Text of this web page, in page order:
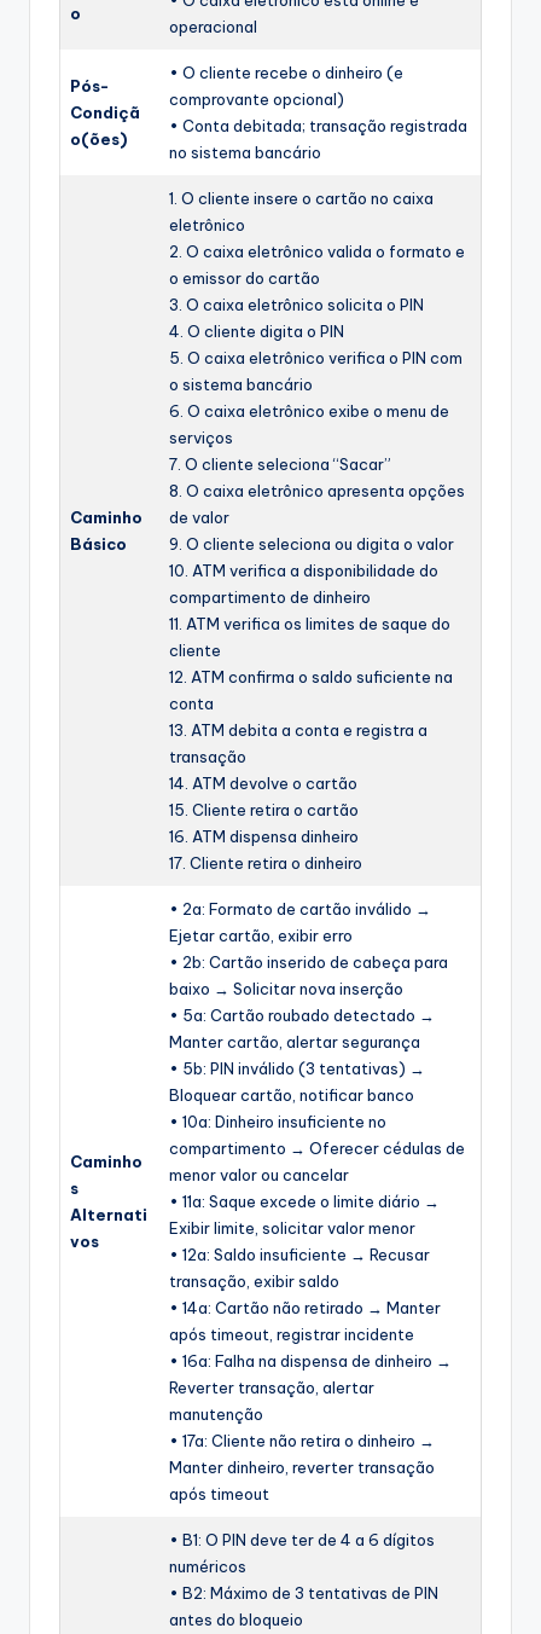
o
operacional
Pós-
Condiçã
o(ões)
• O cliente recebe o dinheiro (e
comprovante opcional)
• Conta debitada; transação registrada
no sistema bancário
Caminho
Básico
1. O cliente insere o cartão no caixa
eletrônico
2. O caixa eletrônico valida o formato e
o emissor do cartão
3. O caixa eletrônico solicita o PIN
4. O cliente digita o PIN
5. O caixa eletrônico verifica o PIN com
o sistema bancário
6. O caixa eletrônico exibe o menu de
serviços
7. O cliente seleciona “Sacar”
8. O caixa eletrônico apresenta opções
de valor
9. O cliente seleciona ou digita o valor
10. ATM verifica a disponibilidade do
compartimento de dinheiro
11. ATM verifica os limites de saque do
cliente
12. ATM confirma o saldo suficiente na
conta
13. ATM debita a conta e registra a
transação
14. ATM devolve o cartão
15. Cliente retira o cartão
16. ATM dispensa dinheiro
17. Cliente retira o dinheiro
Caminho
s
Alternati
vos
• 2a: Formato de cartão inválido →
Ejetar cartão, exibir erro
• 2b: Cartão inserido de cabeça para
baixo → Solicitar nova inserção
• 5a: Cartão roubado detectado →
Manter cartão, alertar segurança
• 5b: PIN inválido (3 tentativas) →
Bloquear cartão, notificar banco
• 10a: Dinheiro insuficiente no
compartimento → Oferecer cédulas de
menor valor ou cancelar
• 11a: Saque excede o limite diário →
Exibir limite, solicitar valor menor
• 12a: Saldo insuficiente → Recusar
transação, exibir saldo
• 14a: Cartão não retirado → Manter
após timeout, registrar incidente
• 16a: Falha na dispensa de dinheiro →
Reverter transação, alertar
manutenção
• 17a: Cliente não retira o dinheiro →
Manter dinheiro, reverter transação
após timeout
• B1: O PIN deve ter de 4 a 6 dígitos
numéricos
• B2: Máximo de 3 tentativas de PIN
antes do bloqueio